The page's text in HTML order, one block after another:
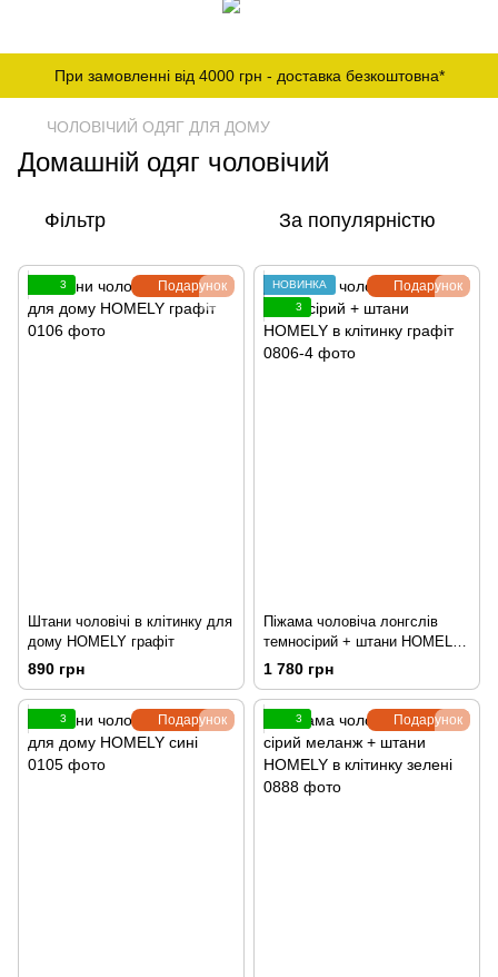
При замовленні від 4000 грн - доставка безкоштовна*
ЧОЛОВІЧИЙ ОДЯГ ДЛЯ ДОМУ
Домашній одяг чоловічий
Фільтр За популярністю
Подарунок
3
Штани чоловічі в клітинку для
дому HOMELY графіт
890 грн
Подарунок
НОВИНКА
3
Піжама чоловіча лонгслів
темносірий + штани HOMELY
в клітинку графіт
1 780 грн
Подарунок
3 Подарунок
3